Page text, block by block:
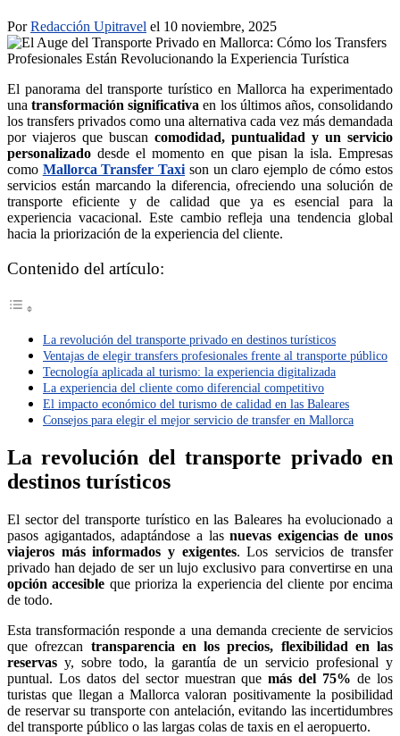
PorRedacción Upitravel el 10 noviembre, 2025
El panorama del transporte turístico en Mallorca ha experimentado
unatransformación significativa en los últimos años, consolidando
los transfers privados como una alternativa cada vez más demandada
por viajeros que buscan comodidad, puntualidad y un servicio
personalizado desde el momento en que pisan la isla. Empresas
como Mallorca Transfer Taxi son un claro ejemplo de cómo estos
servicios están marcando la diferencia, ofreciendo una solución de
transporte eficiente y de calidad que ya es esencial para la
experiencia vacacional. Este cambio refleja una tendencia global
hacia la priorización de la experiencia del cliente.
Contenido del artículo:
La revolución del transporte privado en destinos turísticos
Ventajas de elegir transfers profesionales frente al transporte público
Tecnología aplicada al turismo: la experiencia digitalizada
La experiencia del cliente como diferencial competitivo
El impacto económico del turismo de calidad en las Baleares
Consejos para elegir el mejor servicio de transfer en Mallorca
La revolución del transporte privado en
destinos turísticos
El sector del transporte turístico en las Baleares ha evolucionado a
pasos agigantados, adaptándose a lasnuevas exigencias de unos
viajeros más informados y exigentes. Los servicios de transfer
privado han dejado de ser un lujo exclusivo para convertirse en una
opción accesible que prioriza la experiencia del cliente por encima
de todo.
Esta transformación responde a una demanda creciente de servicios
que ofrezcan transparencia en los precios, flexibilidad en las
reservas y, sobre todo, la garantía de un servicio profesional y
puntual. Los datos del sector muestran quemás del 75% de los
turistas que llegan a Mallorca valoran positivamente la posibilidad
de reservar su transporte con antelación, evitando las incertidumbres
del transporte público o las largas colas de taxis en el aeropuerto.